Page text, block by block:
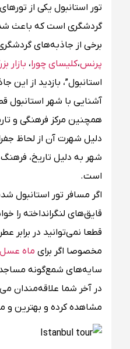
تور استانبول یکی از
گردشگری است که باعث شده
برخی از جاذبه‌های
پرنس،کلیسای چورا، بازار
استانبول”، بازدید از این
آشنایی با شهر استانبول
همچنین مرکز فرهنگی و
دلیل شهرت آن از لحاظ
شهر به دلیل تاریخ،
است.
اگر مسافر تور استانبول
قایق‌های لنگرانداخته را
قطعا نمی‌توانید در
مخصوصا اگر برای ماه عسل
سایه‌های شمع‌گونه مساجد
در آخر شما علاقه‌مندان
مشاهده کرده و بهترین و